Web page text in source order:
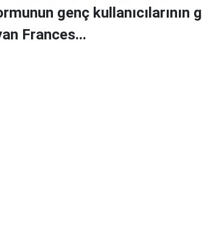
genç kullanıcılarının
Frances...